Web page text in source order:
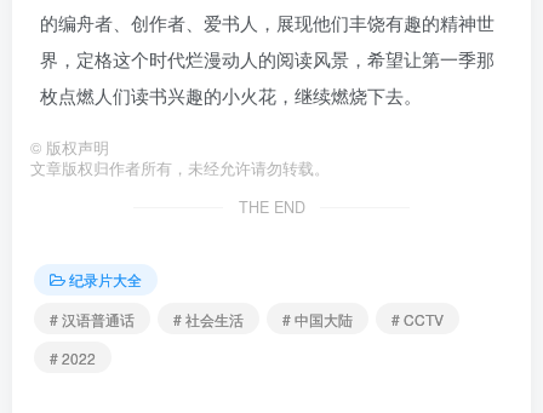
的编舟者、创作者、爱书人，展现他们丰饶有趣的精神世
界，定格这个时代烂漫动人的阅读风景，希望让第一季那
枚点燃人们读书兴趣的小火花，继续燃烧下去。
© 版权声明
文章版权归作者所有，未经允许请勿转载。
THE END
纪录片大全
# 汉语普通话
# 社会生活 # 中国大陆
# CCTV
# 2022